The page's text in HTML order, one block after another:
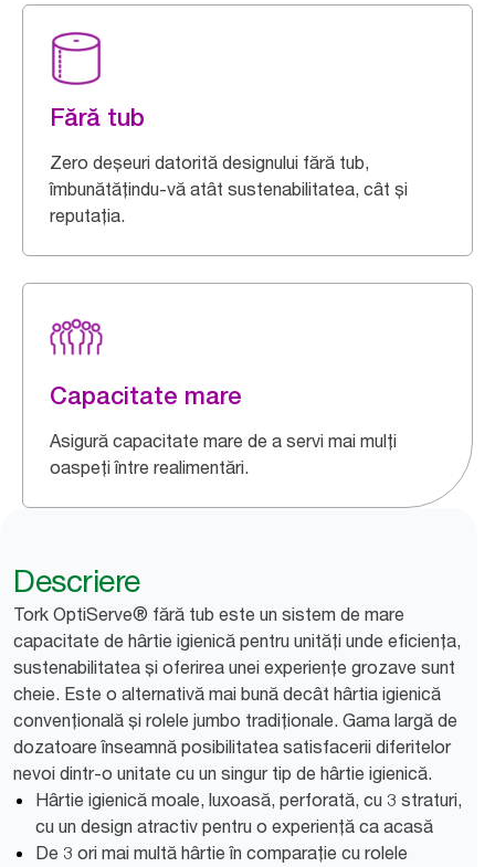
Fără tub
Zero deșeuri datorită designului fără tub,
îmbunătățindu-vă atât sustenabilitatea, cât și
reputația.
Capacitate mare
Asigură capacitate mare de a servi mai mulți
oaspeți între realimentări.
Descriere
Tork OptiServe® fără tub este un sistem de mare
capacitate de hârtie igienică pentru unități unde eficiența,
sustenabilitatea și oferirea unei experiențe grozave sunt
cheie. Este o alternativă mai bună decât hârtia igienică
convențională și rolele jumbo tradiționale. Gama largă de
dozatoare înseamnă posibilitatea satisfacerii diferitelor
nevoi dintr-o unitate cu un singur tip de hârtie igienică.
Hârtie igienică moale, luxoasă, perforată, cu 3 straturi,
cu un design atractiv pentru o experiență ca acasă
De 3 ori mai multă hârtie în comparație cu rolele